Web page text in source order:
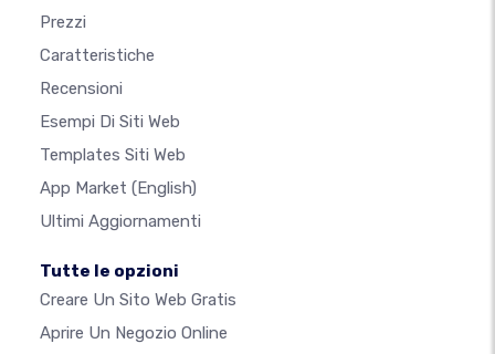
Prezzi
Caratteristiche
Recensioni
Esempi Di Siti Web
Templates Siti Web
App Market (English)
Ultimi Aggiornamenti
Tutte le opzioni
Creare Un Sito Web Gratis
Aprire Un Negozio Online